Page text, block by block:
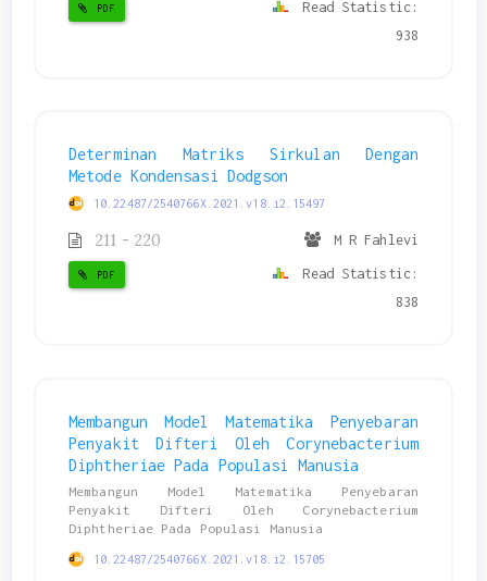
PDF
Read Statistic:
938
Determinan Matriks Sirkulan Dengan
Metode Kondensasi Dodgson
10.22487/2540766X.2021.v18.i2.15497
211 - 220 M R Fahlevi
PDF
Read Statistic:
838
Membangun Model Matematika Penyebaran
Penyakit Difteri Oleh Corynebacterium
Diphtheriae Pada Populasi Manusia
Membangun Model Matematika Penyebaran
Penyakit Difteri Oleh Corynebacterium
Diphtheriae Pada Populasi Manusia
10.22487/2540766X.2021.v18.i2.15705